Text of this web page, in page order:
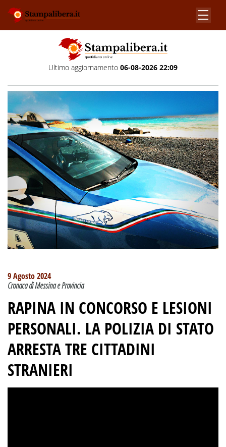
Ultimo aggiornamento 06-08-2026 22:09
9 Agosto 2024
Cronaca di Messina e Provincia
RAPINA IN CONCORSO E LESIONI
PERSONALI. LA POLIZIA DI STATO
ARRESTA TRE CITTADINI
STRANIERI